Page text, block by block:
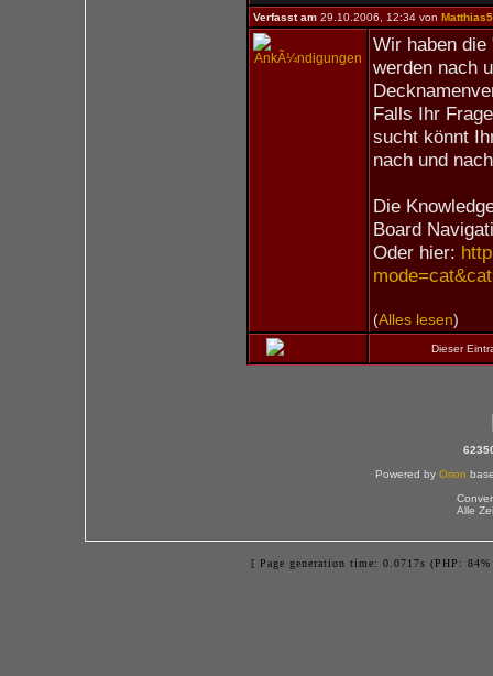
Verfasst am29.10.2006, 12:34 von
Wir haben
werden nach
Falls Ihr
sucht könnt
nach und
Die
Board
Oder hier:
(Alles lesen)
Dieser
Powered by Orion
Alle
[ Page generation time: 0.0717s (PHP: